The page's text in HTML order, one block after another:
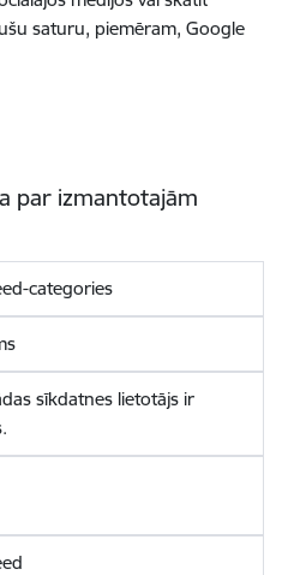
saturu, piemēram, Google
par izmantotajām
categories
sīkdatnes lietotājs ir